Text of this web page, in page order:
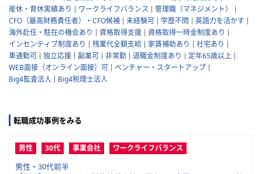
産休・育休実績あり
ワークライフバランス
管理職（マネジメント）
CFO（最高財務責任者）・CFO候補
未経験可 学歴不問
英語力を活かす
海外赴任・駐在の機会あり
資格取得支援
資格取得一時金制度あり
インセンティブ制度あり
残業代全額支給 家賃補助あり
社宅あり
車通勤可
独立応援 副業可 非常勤 退職金制度あり
定年65歳以上
WEB面接（オンライン面接）可
ベンチャー・スタートアップ
Big4監査法人
Big4税理士法人
転職成功事例をみる
男性 30代 事業会社 ワークライフバランス
男性・30代前半